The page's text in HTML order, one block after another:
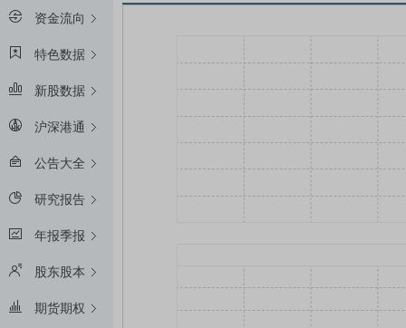
资金流向
特色数据
新股数据
沪深港通
公告大全
研究报告
年报季报
股东股本
期货期权